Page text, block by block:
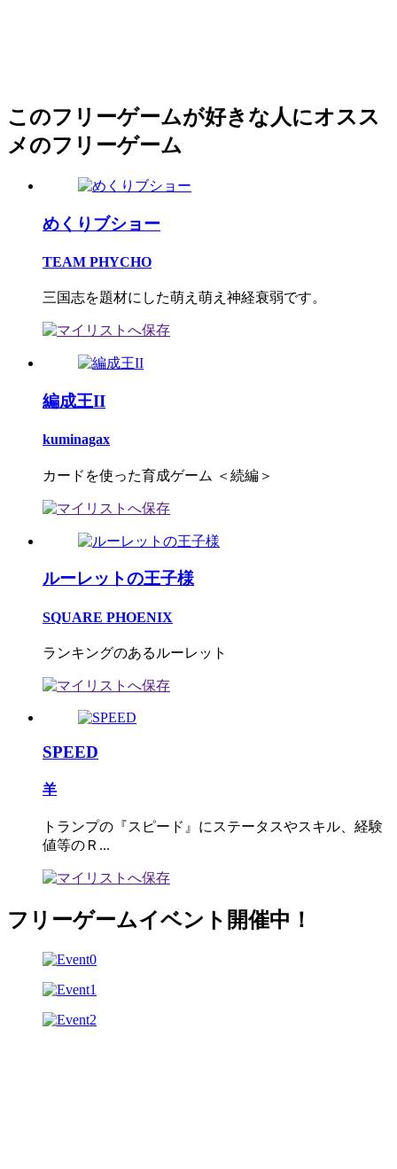
このフリーゲームが好きな人にオスス
メのフリーゲーム
めくりブショー
TEAM PHYCHO
三国志を題材にした萌え萌え神経衰弱です。
編成王II
kuminagax
カードを使った育成ゲーム ＜続編＞
ルーレットの王子様
SQUARE PHOENIX
ランキングのあるルーレット
SPEED
羊
トランプの『スピード』にステータスやスキル、経験
値等のＲ...
フリーゲームイベント開催中！